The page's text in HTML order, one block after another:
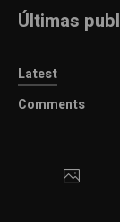
Últimas
Latest
Comments